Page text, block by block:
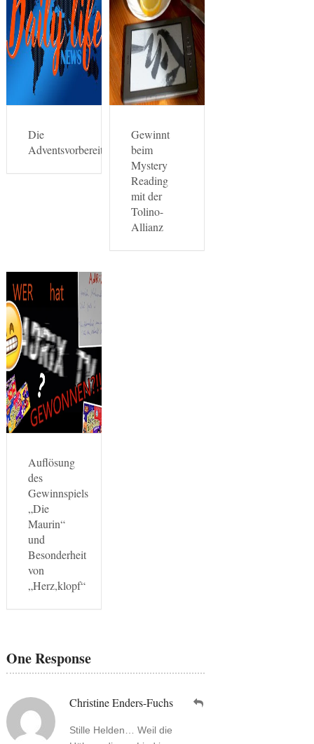
Die
Adventsvorbereitungen…
Gewinnt
beim
Mystery
Reading
mit der
Tolino-
Allianz
Auflösung
des
Gewinnspiels
„Die
Maurin“
und
Besonderheit
von
„Herz,klopf“
One Response
Christine Enders-Fuchs
Stille Helden… Weil die